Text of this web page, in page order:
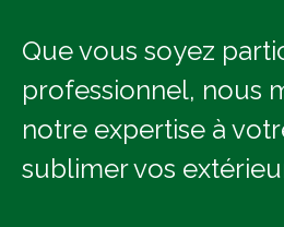
Que vous soyez
professionnel, nous
notre expertise à
sublimer vos